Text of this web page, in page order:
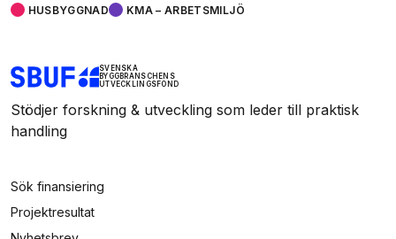
HUSBYGGNAD KMA – ARBETSMILJÖ
SVENSKA
BYGGBRANSCHENS
UTVECKLINGSFOND
Stödjer forskning & utveckling som leder till praktisk
handling
Sök finansiering
Projektresultat